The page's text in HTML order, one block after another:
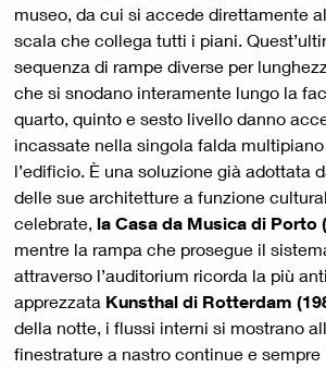
museo, da cui si accede direttamente
scala che collega tutti i piani.
sequenza di rampe diverse per
che si snodano interamente lungo la
quarto, quinto e sesto livello danno
incassate nella singola falda
l’edificio. È una soluzione già adottata
delle sue architetture a funzione
celebrate, la Casa da Musica di Porto
mentre la rampa che prosegue il
attraverso l’auditorium ricorda la più
apprezzata Kunsthal di Rotterdam
della notte, i flussi interni si mostrano
finestrature a nastro continue e